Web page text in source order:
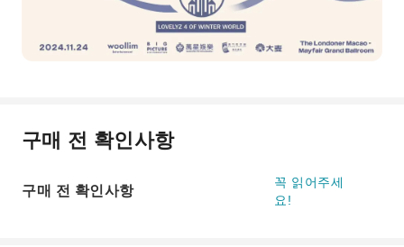
구매 전 확인사항
구매 전 확인사항
꼭 읽어주세
요!